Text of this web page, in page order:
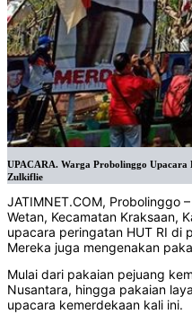
UPACARA. Warga Probolinggo
Zulkiflie
JATIMNET.COM, Probolinggo
Wetan, Kecamatan Kraksaan,
upacara peringatan HUT RI di
Mereka juga mengenakan
Mulai dari pakaian pejuang
Nusantara, hingga pakaian
upacara kemerdekaan kali ini.